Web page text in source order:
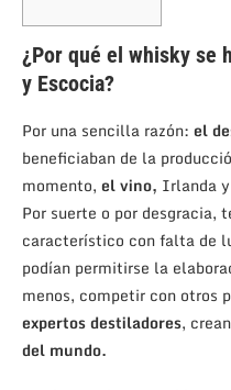
¿Por qué el whisky se
y Escocia?
Por una sencilla razón: el
beneficiaban de la
momento, el vino, Irlanda
Por suerte o por desgracia,
característico con falta de
podían permitirse la
menos, competir con otros
expertos destiladores,
del mundo.